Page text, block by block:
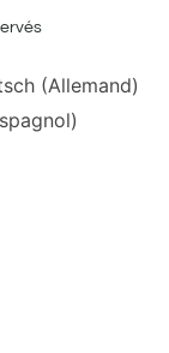
(Allemand)
)